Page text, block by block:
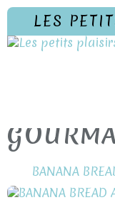
LES
BANANA